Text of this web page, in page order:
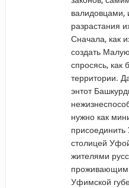
валидовцами,
разрастания
Сначала, как
создать
спросясь, как
территории.
энтот
нужно как
столицей
жителями
Уфимской